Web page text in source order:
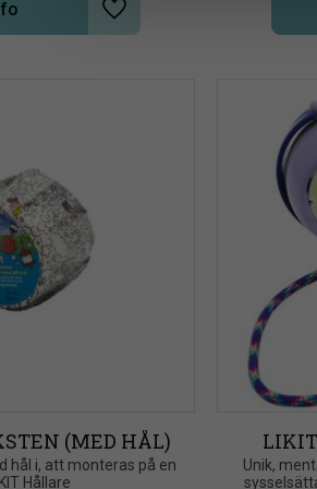
Lägg till i önskelista
(MED HÅL)
hål i, att monteras på en
Hållare
LIKIT
​Unik,